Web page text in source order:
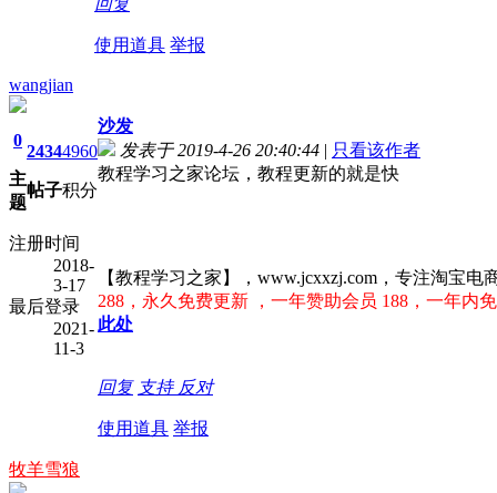
使用道具 举报
wangjian
0
主
题
2434
帖子
4960
积分
注册时间
2018-
3-17
最后登录
2021-
11-3
沙发
发表于 2019-4-26 20:40:44 | 只看该作者
教程学习之家论坛，教程更新的就是快
【教程学习之家】，www.jcxxzj.com，专注淘宝
288，永久免费更新 ，一年赞助会员 188，一年内
此处
回复 支持 反对
使用道具 举报
牧羊雪狼